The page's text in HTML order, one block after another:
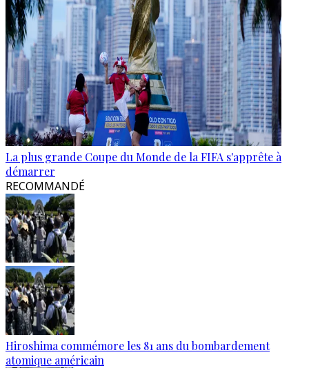
La plus grande Coupe du Monde de la FIFA s'apprête à
démarrer
RECOMMANDÉ
Hiroshima commémore les 81 ans du bombardement
atomique américain